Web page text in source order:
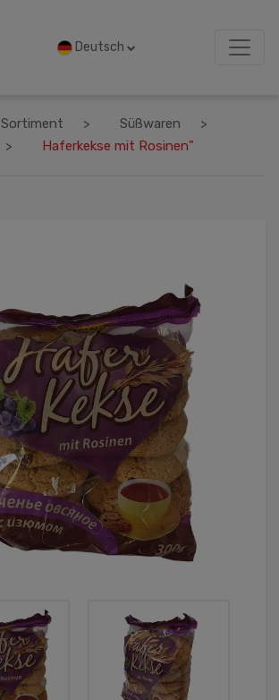
Deutsch
Sortiment
Süßwaren
Haferkekse mit Rosinen"